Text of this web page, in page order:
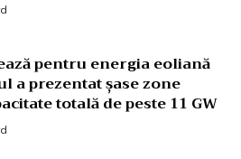
pentru energia eoliană
a prezentat șase zone
totală de peste 11 GW